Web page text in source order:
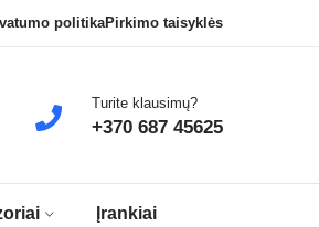
politikaPirkimo taisyklės
Turite klausimų?
+370 687 45625
Įrankiai